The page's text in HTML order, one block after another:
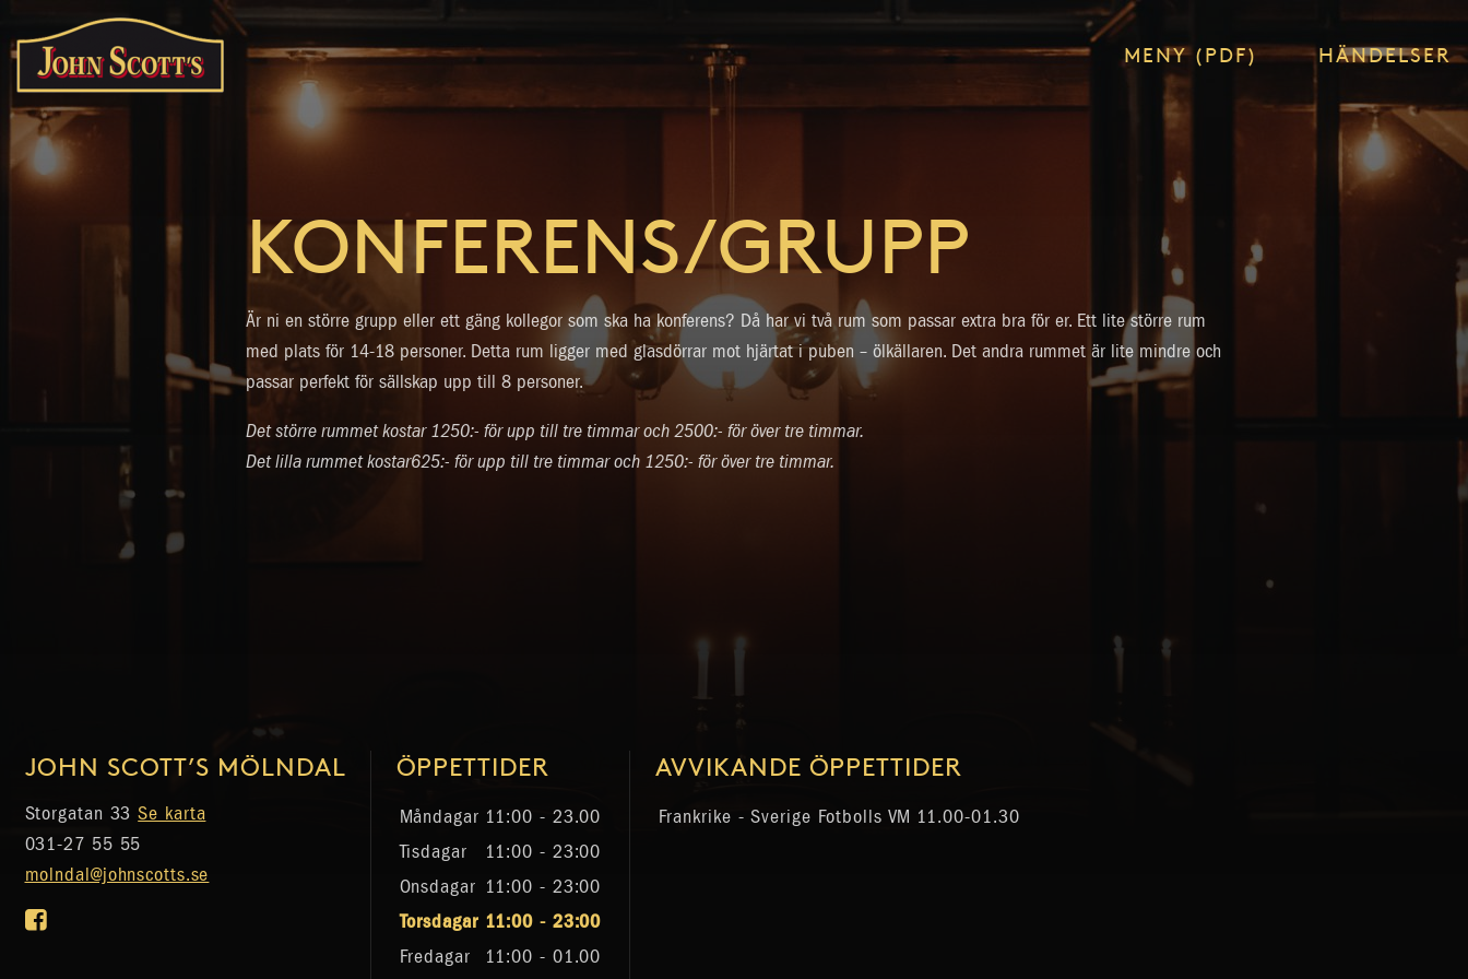
MENY (PDF) HÄNDELSER
KONFERENS/GRUPP
Är ni en större grupp eller ett gäng kollegor som ska ha konferens? Då har vi två rum som passar extra bra för er. Ett lite större rum
med plats för 14-18 personer. Detta rum ligger med glasdörrar mot hjärtat i puben – ölkällaren. Det andra rummet är lite mindre och
passar perfekt för sällskap upp till 8 personer.
Det större rummet kostar 1250:- för upp till tre timmar och 2500:- för över tre timmar.
Det lilla rummet kostar625:- för upp till tre timmar och 1250:- för över tre timmar.
JOHN SCOTT’S MÖLNDAL
Storgatan 33Se karta
031-27 55 55
molndal@johnscotts.se
ÖPPETTIDER
Måndagar 11:00 - 23.00
Tisdagar
11:00 - 23:00
Onsdagar 11:00 - 23:00
Torsdagar 11:00 - 23:00
Fredagar
11:00 - 01.00
AVVIKANDE ÖPPETTIDER
Frankrike - Sverige Fotbolls VM 11.00-01.30